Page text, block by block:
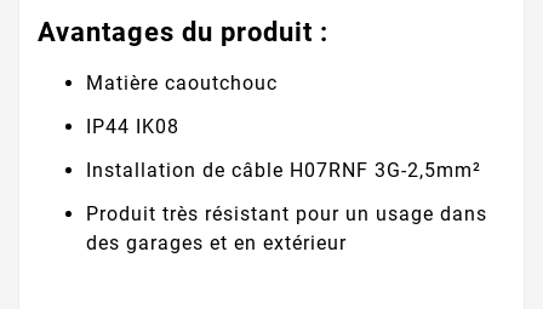
Avantages du produit :
Matière caoutchouc
IP44 IK08
Installation de câble H07RNF 3G-2,5mm²
Produit très résistant pour un usage dans
des garages et en extérieur